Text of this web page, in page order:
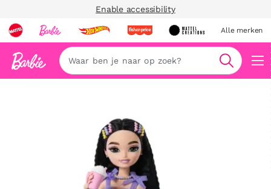
Enable accessibility
Alle merken
Zoeken